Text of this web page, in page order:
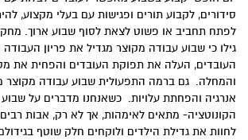
סידורים, לקבוע תורים ופגישות עם בעלי מקצוע,
לפתח תחביב או פשוט לצאת לסוף שבוע ארוך.
גילו כי שבוע עבודה מקוצר מגדיל את פריון
העובדים, העלה את תפוקת העובדים והפחית את
והמחלה. גם ברמה התפעולית שבוע עבודה
אנרגיה והפחתת עלויות. כשאנחנו מדברים על
הקונוטציה- מתאים לאימהות, אך לא רק, אבות רבים
לחוות את גדילת הילדים ולוקחים חלק שוטף